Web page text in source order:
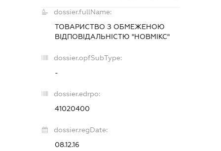
dossier.fullName:
ТОВАРИСТВО З ОБМЕЖЕНОЮ
ВІДПОВІДАЛЬНІСТЮ "НОВМІКС"
dossier.opfSubType:
-
dossier.edrpo:
41020400
dossier.regDate:
08.12.16